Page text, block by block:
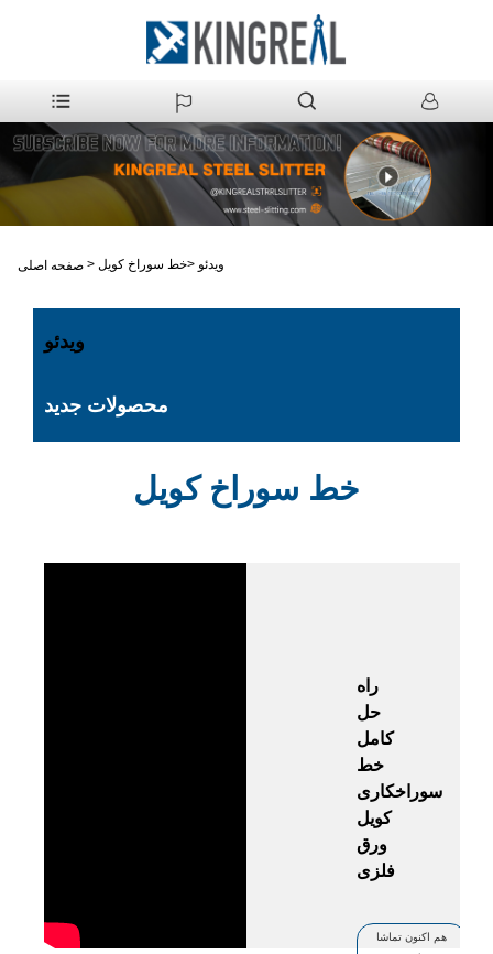
صفحه اصلی > ویدئو >خط سوراخ کویل
ویدئو
محصولات جدید
خط سوراخ کویل
راه
حل
کامل
خط
سوراخکاری
کویل
ورق
فلزی
هم اکنون تماشا